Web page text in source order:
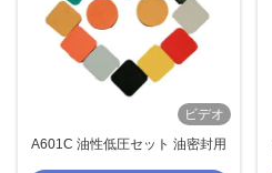
ビデオ
A601C 油性低圧セット 油密封用